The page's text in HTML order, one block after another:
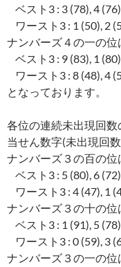
ベスト3 : 3 (78), 4
ワースト3 : 1 (50), 2
ナンバーズ４の一の位
ベスト3 : 9 (83), 1
ワースト3 : 8 (48), 4
となっております。
各位の連続未出現回
当せん数字(未出現回
ナンバーズ３の百の位
ベスト3 : 5 (80), 6
ワースト3 : 4 (47), 1
ナンバーズ３の十の位
ベスト3 : 1 (91), 5
ワースト3 : 0 (59), 3
ナンバーズ３の一の位